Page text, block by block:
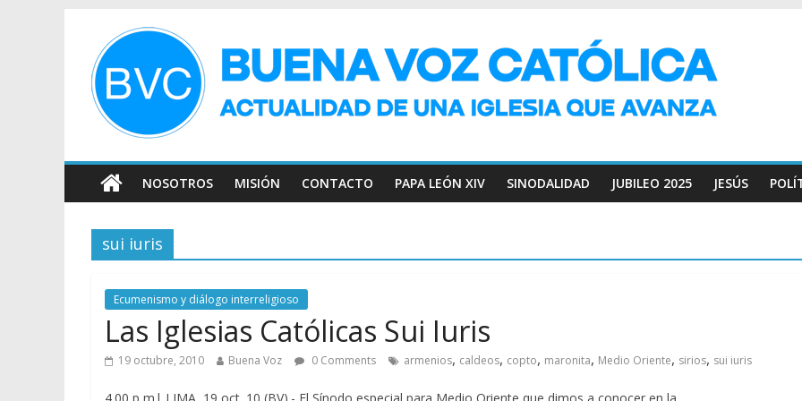
NOSOTROS MISIÓN CONTACTO PAPA LEÓN XIV SINODALIDAD JUBILEO 2025 JESÚS
sui iuris
Ecumenismo y diálogo interreligioso
Las Iglesias Católicas Sui Iuris
19 octubre, 2010 Buena Voz 0 Comments armenios, caldeos, copto, maronita, Medio Oriente, sirios, sui iuris